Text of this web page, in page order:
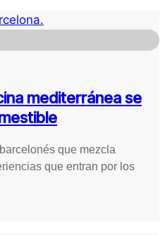
mediterránea se
que mezcla
que entran por los